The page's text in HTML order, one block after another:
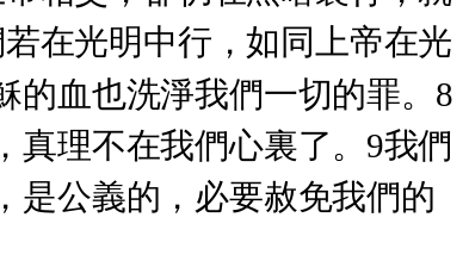
在光明中行，如同上帝在光
的血也洗淨我們一切的罪。8
真理不在我們心裏了。9我們
是公義的，必要赦免我們的